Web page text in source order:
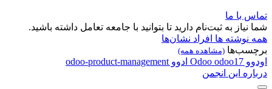
تماس با ما
شما نیاز به ثبت‌نام دارید تا بتوانید با جامعه تعامل داشته باشید.
همه نوشته ها افراد نشان‌ها
برچسب‌ها (مشاهده همه)
اودوو Odoo odoo17 ادوو odoo-product-management
درباره این انجمن